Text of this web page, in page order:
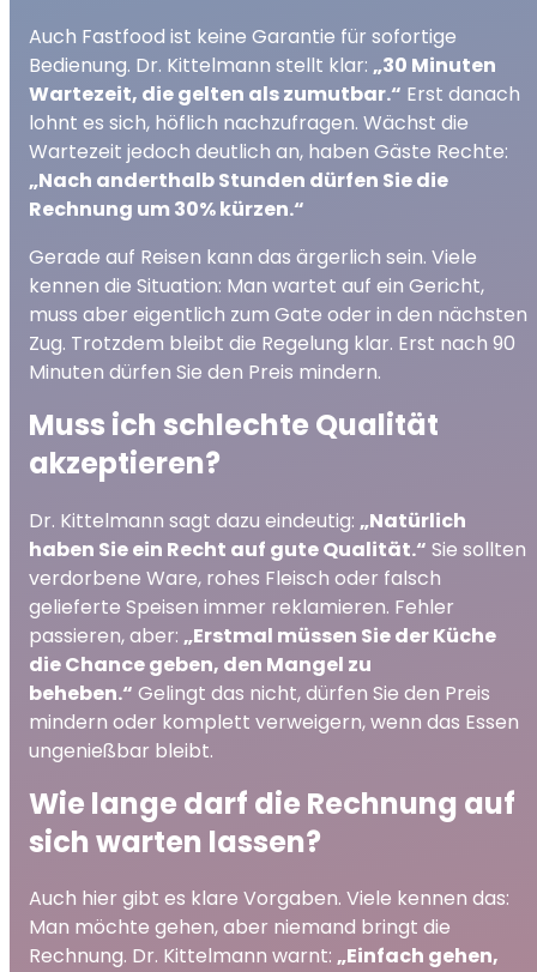
Auch Fastfood ist keine Garantie für sofortige
Bedienung. Dr. Kittelmann stellt klar: „30 Minuten
Wartezeit, die gelten als zumutbar.“ Erst danach
lohnt es sich, höflich nachzufragen. Wächst die
Wartezeit jedoch deutlich an, haben Gäste Rechte:
„Nach anderthalb Stunden dürfen Sie die
Rechnung um 30% kürzen.“
Gerade auf Reisen kann das ärgerlich sein. Viele
kennen die Situation: Man wartet auf ein Gericht,
muss aber eigentlich zum Gate oder in den nächsten
Zug. Trotzdem bleibt die Regelung klar. Erst nach 90
Minuten dürfen Sie den Preis mindern.
Muss ich schlechte Qualität
akzeptieren?
Dr. Kittelmann sagt dazu eindeutig: „Natürlich
haben Sie ein Recht auf gute Qualität.“ Sie sollten
verdorbene Ware, rohes Fleisch oder falsch
gelieferte Speisen immer reklamieren. Fehler
passieren, aber: „Erstmal müssen Sie der Küche
die Chance geben, den Mangel zu
beheben.“ Gelingt das nicht, dürfen Sie den Preis
mindern oder komplett verweigern, wenn das Essen
ungenießbar bleibt.
Wie lange darf die Rechnung auf
sich warten lassen?
Auch hier gibt es klare Vorgaben. Viele kennen das:
Man möchte gehen, aber niemand bringt die
Rechnung. Dr. Kittelmann warnt: „Einfach gehen,